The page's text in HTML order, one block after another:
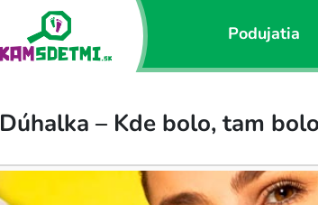
Podujatia
Dúhalka – Kde bolo, tam